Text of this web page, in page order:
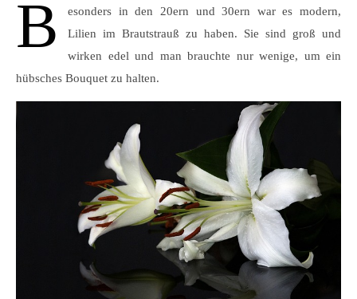
B
esonders in den 20ern und 30ern war es modern,
Lilien im Brautstrauß zu haben. Sie sind groß und
wirken edel und man brauchte nur wenige, um ein
hübsches Bouquet zu halten.